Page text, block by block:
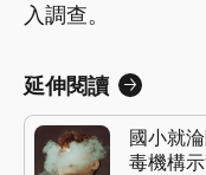
入調查。
延伸閱讀
國小就
毒機構